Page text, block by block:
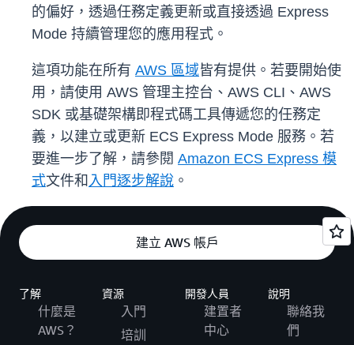
的偏好，透過任務定義更新或直接透過 Express
Mode 持續管理您的應用程式。
這項功能在所有 AWS 區域皆有提供。若要開始使
用，請使用 AWS 管理主控台、AWS CLI、AWS
SDK 或基礎架構即程式碼工具傳遞您的任務定
義，以建立或更新 ECS Express Mode 服務。若
要進一步了解，請參閱 Amazon ECS Express 模
式文件和 入門逐步解說 。
建立 AWS 帳戶
了解
什麼是
AWS？
資源
入門
培訓
開發人員
建置者
中心
說明
聯絡我
們